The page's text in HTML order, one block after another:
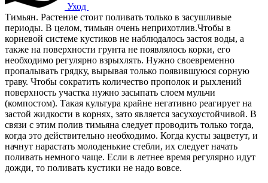
Уход
Тимьян. Растение стоит поливать только в засушливые
периоды. В целом, тимьян очень неприхотлив.Чтобы в
корневой системе кустиков не наблюдалось застоя воды, а
также на поверхности грунта не появлялось корки, его
необходимо регулярно взрыхлять. Нужно своевременно
пропалывать грядку, вырывая только появившуюся сорную
траву. Чтобы сократить количество прополок и рыхлений
поверхность участка нужно засыпать слоем мульчи
(компостом). Такая культура крайне негативно реагирует на
застой жидкости в корнях, зато является засухоустойчивой. В
связи с этим полив тимьяна следует проводить только тогда,
когда это действительно необходимо. Когда кусты зацветут, и
начнут нарастать молоденькие стебли, их следует начать
поливать немного чаще. Если в летнее время регулярно идут
дожди, то поливать кустики не надо вовсе.